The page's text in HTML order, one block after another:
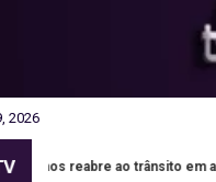
2026
ao trânsito em agosto